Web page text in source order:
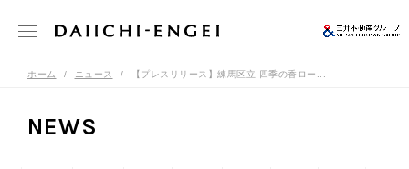
ホーム ニュース 【プレスリリース】練馬区立 四季の香ロー...
NEWS